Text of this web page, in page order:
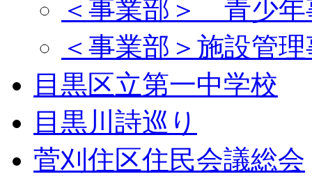
＜事業部＞ 青少年
＜事業部＞施設管
目黒区立第一中学校
目黒川詩巡り
菅刈住区住民会議総会